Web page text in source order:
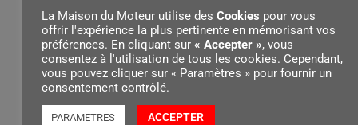
Contenu par
La Maison du Moteur utilise des Cookies pour vous
offrir l'expérience la plus pertinente en mémorisant vos
préférences. En cliquant sur « Accepter », vous
consentez à l'utilisation de tous les cookies. Cependant,
vous pouvez cliquer sur « Paramètres » pour fournir un
consentement contrôlé.
PARAMETRES ACCEPTER